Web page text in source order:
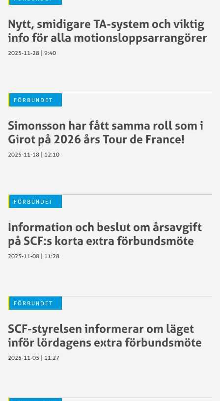
Nytt, smidigare TA-system och viktig
info för alla motionsloppsarrangörer
2025-11-28 | 9:40
FÖRBUNDET
Simonsson har fått samma roll som i
Girot på 2026 års Tour de France!
2025-11-18 | 12:10
FÖRBUNDET
Information och beslut om årsavgift
på SCF:s korta extra förbundsmöte
2025-11-08 | 11:28
FÖRBUNDET
SCF-styrelsen informerar om läget
inför lördagens extra förbundsmöte
2025-11-05 | 11:27